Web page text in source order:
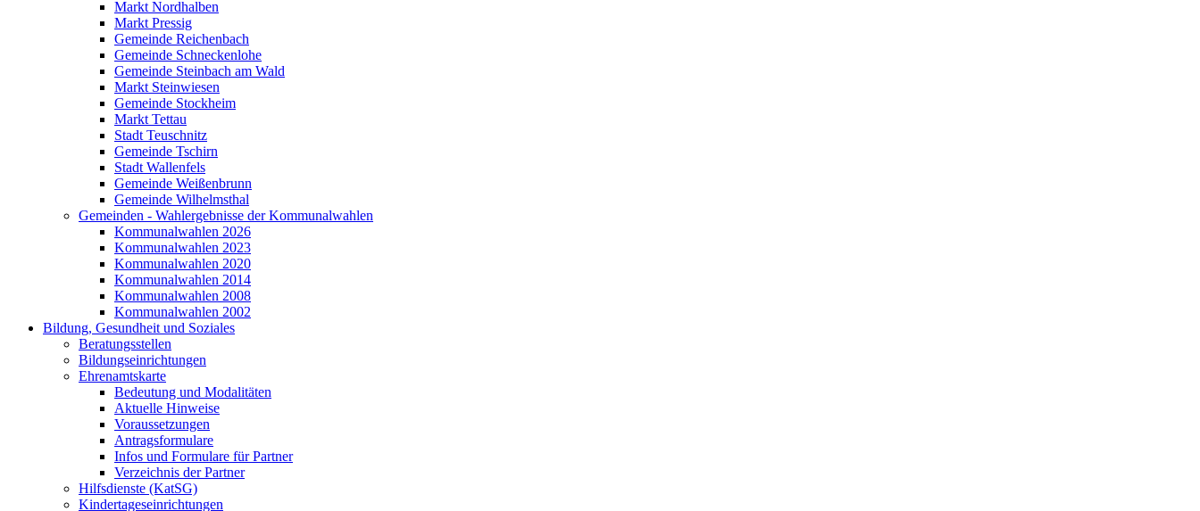
Markt Nordhalben
Markt Pressig
Gemeinde Reichenbach
Gemeinde Schneckenlohe
Gemeinde Steinbach am Wald
Markt Steinwiesen
Gemeinde Stockheim
Markt Tettau
Stadt Teuschnitz
Gemeinde Tschirn
Stadt Wallenfels
Gemeinde Weißenbrunn
Gemeinde Wilhelmsthal
Gemeinden - Wahlergebnisse der Kommunalwahlen
Kommunalwahlen 2026
Kommunalwahlen 2023
Kommunalwahlen 2020
Kommunalwahlen 2014
Kommunalwahlen 2008
Kommunalwahlen 2002
Bildung, Gesundheit und Soziales
Beratungsstellen
Bildungseinrichtungen
Ehrenamtskarte
Bedeutung und Modalitäten
Aktuelle Hinweise
Voraussetzungen
Antragsformulare
Infos und Formulare für Partner
Verzeichnis der Partner
Hilfsdienste (KatSG)
Kindertageseinrichtungen